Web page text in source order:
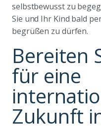
selbstbewusst zu
Sie und Ihr Kind bald
begrüßen zu dürfen.
Bereiten
für eine
Zukunft